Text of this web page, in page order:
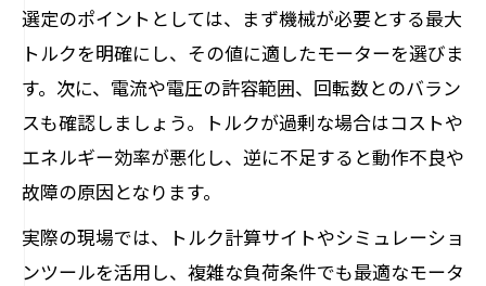
選定のポイントとしては、まず機械が必要とする最大
トルクを明確にし、その値に適したモーターを選びま
す。次に、電流や電圧の許容範囲、回転数とのバラン
スも確認しましょう。トルクが過剰な場合はコストや
エネルギー効率が悪化し、逆に不足すると動作不良や
故障の原因となります。
実際の現場では、トルク計算サイトやシミュレーショ
ンツールを活用し、複雑な負荷条件でも最適なモータ